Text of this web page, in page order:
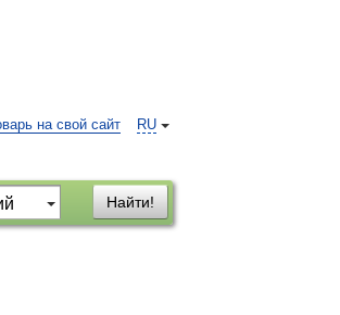
RU
на свой сайт
Найти!